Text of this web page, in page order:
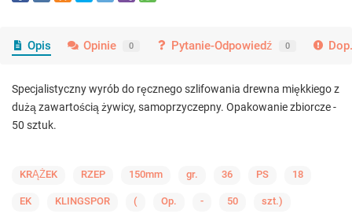
Opis Opinie 0 Pytanie-Odpowiedź 0
Specjalistyczny wyrób do ręcznego szlifowania drewna miękkiego z
dużą zawartością żywicy, samoprzyczepny. Opakowanie zbiorcze -
50 sztuk.
KRĄŻEK RZEP 150mm gr. 36 PS 18
EK KLINGSPOR ( Op. - 50 szt.)